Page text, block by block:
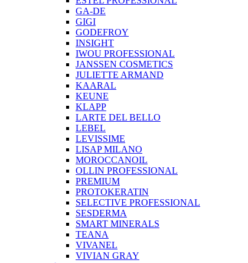
GA-DE
GIGI
GODEFROY
INSIGHT
IWOU PROFESSIONAL
JANSSEN COSMETICS
JULIETTE ARMAND
KAARAL
KEUNE
KLAPP
LARTE DEL BELLO
LEBEL
LEVISSIME
LISAP MILANO
MOROCCANOIL
OLLIN PROFESSIONAL
PREMIUM
PROTOKERATIN
SELECTIVE PROFESSIONAL
SESDERMA
SMART MINERALS
TEANA
VIVANEL
VIVIAN GRAY